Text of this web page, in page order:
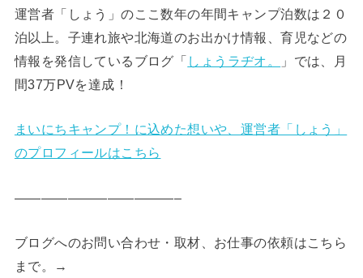
運営者「しょう」のここ数年の年間キャンプ泊数は２０
泊以上。子連れ旅や北海道のお出かけ情報、育児などの
情報を発信しているブログ「 しょうラヂオ。
」では、月
間37万PVを達成！
まいにちキャンプ！に込めた想いや、運営者「しょう」
のプロフィールはこちら
————————————–
ブログへのお問い合わせ・取材、お仕事の依頼はこちら
まで。→